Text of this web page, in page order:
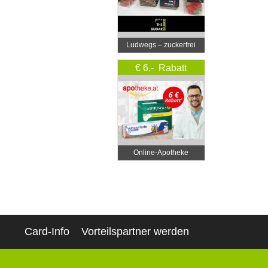
Ludwegs – zuckerfrei
leben
€ 6,- Rabatt
Online‑Apotheke
Card-Info Vorteilspartner werden